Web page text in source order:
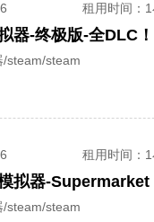
租用时间 ：
器-终极版-全DLC
/steam/steam
租用时间 ：
模拟器-
/steam/steam